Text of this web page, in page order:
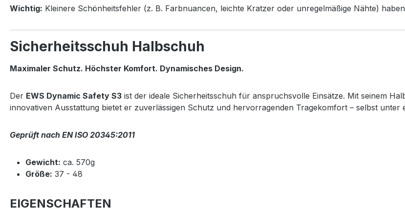
Wichtig: Kleinere Schönheitsfehler (z. B. Farbnuancen, leichte Kratzer oder unregelmäßige Nähte)
Sicherheitsschuh Halbschuh
Maximaler Schutz. Höchster Komfort. Dynamisches Design.
Der EWS Dynamic Safety S3 ist der ideale Sicherheitsschuh für anspruchsvolle Einsätze. Mit seinem
innovativen Ausstattung bietet er zuverlässigen Schutz und hervorragenden Tragekomfort – selbst unter
Geprüft nach EN ISO 20345:2011
Gewicht: ca. 570g
Größe: 37 - 48
EIGENSCHAFTEN